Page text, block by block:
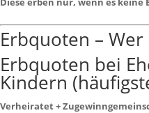
Erbquoten –
Erbquoten bei
Kindern
Verheiratet +